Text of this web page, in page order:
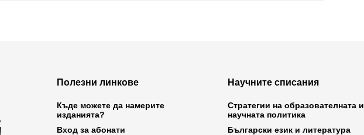
Полезни линкове
Къде можете да намерите
изданията?
Вход за абонати
Научните списания
Стратегии на образователната и
научната политика
Български език и литература